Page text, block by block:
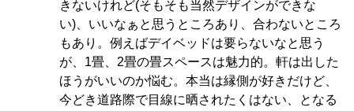
きないけれど(そもそも当然デザインができな
い)、いいなぁと思うところあり、合わないところ
もあり。例えばデイベッドは要らないなと思う
が、1畳、2畳の畳スペースは魅力的。軒は出した
ほうがいいのか悩む。本当は縁側が好きだけど、
今どき道路際で目線に晒されたくはない、となる